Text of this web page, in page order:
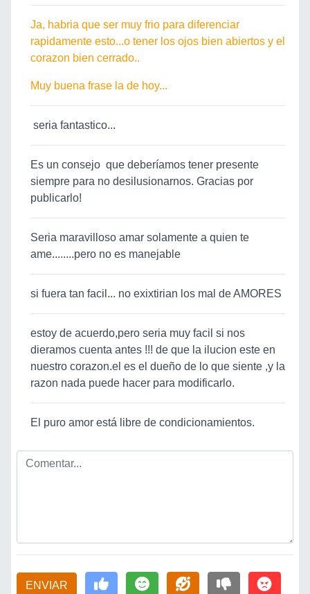
Ja, habria que ser muy frio para diferenciar
rapidamente esto...o tener los ojos bien abiertos y el
corazon bien cerrado..
Muy buena frase la de hoy...
seria fantastico...
Es un consejo que deberíamos tener presente
siempre para no desilusionarnos. Gracias por
publicarlo!
Seria maravilloso amar solamente a quien te
ame........pero no es manejable
si fuera tan facil... no exixtirian los mal de AMORES
estoy de acuerdo,pero seria muy facil si nos
dieramos cuenta antes !!! de que la ilucion este en
nuestro corazon.el es el dueño de lo que siente ,y la
razon nada puede hacer para modificarlo.
El puro amor está libre de condicionamientos.
ENVIAR